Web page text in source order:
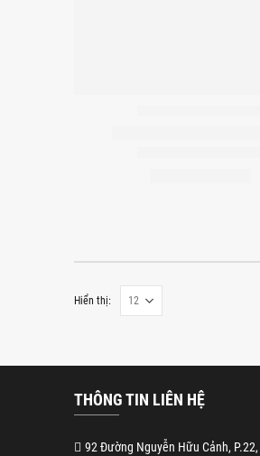
Hiển thị:
THÔNG TIN LIÊN HỆ
92 Đường Nguyễn Hữu Cảnh, P.22,